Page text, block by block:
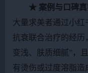
★ 案例与口碑真
大量求美者通过小
抗衰联合治疗的经历
变浅、肤质细腻”，
有烫伤或过度溶脂造